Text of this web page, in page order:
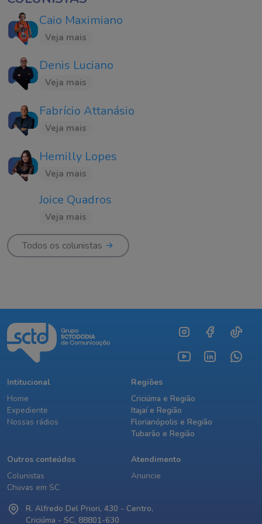
Caio Maximiano
Veja mais
Denis Luciano
Veja mais
Fabrício Attanásio
Veja mais
Hemilly Lopes
Veja mais
Joice Quadros
Veja mais
Todos os colunistas
Intitucional
Home
Expediente
Nossas rádios
Regiões
Criciúma e Região
Itajaí e Região
Florianópolis e Região
Tubarão e Região
Outros conteúdos
Colunistas
Chuvas em SC
Atendimento
Anuncie
R. Alfredo Del Priori, 430 - Centro,
Criciúma - SC, 88801-630